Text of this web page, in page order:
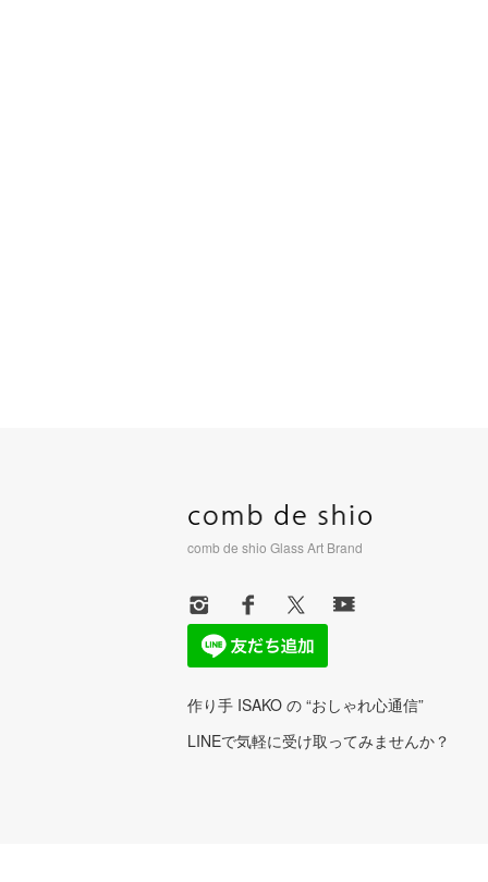
comb de shio Glass Art Brand
作り手 ISAKO の “おしゃれ心通信”
LINEで気軽に受け取ってみませんか？